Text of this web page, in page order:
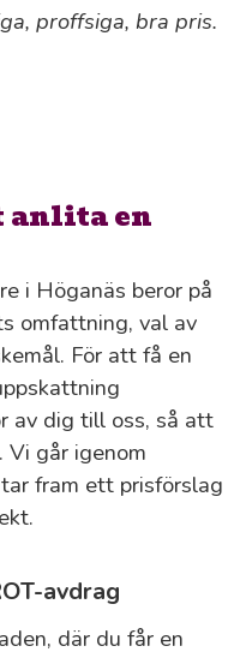
proffsiga, bra pris.
anlita en
i Höganäs beror på
omfattning, val av
För att få en
av dig till oss, så att
Vi går igenom
fram ett prisförslag
avdrag
där du får en